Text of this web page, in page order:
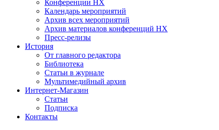
Конференции НХ
Календарь мероприятий
Архив всех мероприятий
Архив материалов конференций НХ
Пресс-релизы
История
От главного редактора
Библиотека
Статьи в журнале
Мультимедийный архив
Интернет-Магазин
Статьи
Подписка
Контакты